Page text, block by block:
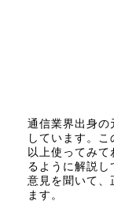
通信業界出身の
しています。
以上使ってみ
るように解説し
意見を聞いて、
ます。